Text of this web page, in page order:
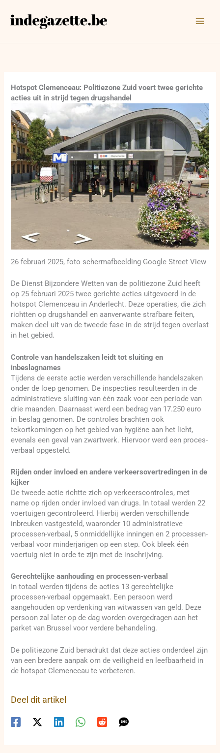
naar
Hotspot Clemenceau: Politiezone Zuid voert twee gerichte
acties uit in strijd tegen drugshandel
26 februari 2025, foto schermafbeelding Google Street View
De Dienst Bijzondere Wetten van de politiezone Zuid heeft
op 25 februari 2025 twee gerichte acties uitgevoerd in de
hotspot Clemenceau in Anderlecht. Deze operaties, die zich
richtten op drugshandel en aanverwante strafbare feiten,
maken deel uit van de tweede fase in de strijd tegen overlast
in het gebied.
Controle van handelszaken leidt tot sluiting en
inbeslagnames
Tijdens de eerste actie werden verschillende handelszaken
onder de loep genomen. De inspecties resulteerden in de
administratieve sluiting van één zaak voor een periode van
drie maanden. Daarnaast werd een bedrag van 17.250 euro
in beslag genomen. De controles brachten ook
tekortkomingen op het gebied van hygiëne aan het licht,
evenals een geval van zwartwerk. Hiervoor werd een proces-
verbaal opgesteld.
Rijden onder invloed en andere verkeersovertredingen in de
kijker
De tweede actie richtte zich op verkeerscontroles, met
name op rijden onder invloed van drugs. In totaal werden 22
voertuigen gecontroleerd. Hierbij werden verschillende
inbreuken vastgesteld, waaronder 10 administratieve
processen-verbaal, 5 onmiddellijke inningen en 2 processen-
verbaal voor minderjarigen op een step. Ook bleek één
voertuig niet in orde te zijn met de inschrijving.
Gerechtelijke aanhouding en processen-verbaal
In totaal werden tijdens de acties 13 gerechtelijke
processen-verbaal opgemaakt. Een persoon werd
aangehouden op verdenking van witwassen van geld. Deze
persoon zal later op de dag worden overgedragen aan het
parket van Brussel voor verdere behandeling.
De politiezone Zuid benadrukt dat deze acties onderdeel zijn
van een bredere aanpak om de veiligheid en leefbaarheid in
de hotspot Clemenceau te verbeteren.
Deel dit artikel